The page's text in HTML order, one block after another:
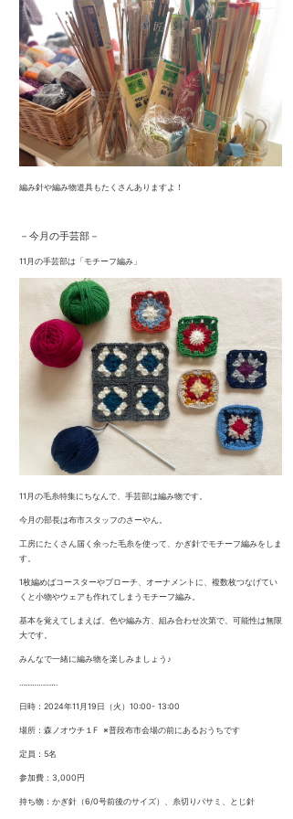
編み針や編み物道具もたくさんありますよ！
－今月の手芸部－
11月の手芸部は「モチーフ編み」
11月の毛糸特集にちなんで、手芸部は編み物です。
今月の部長は布市スタッフのさーやん。
工房にたくさん届く余った毛糸を使って、かぎ針でモチーフ編みをしま
す。
1枚編めばコースターやブローチ、オーナメントに、複数枚つなげてい
くと小物やウェアも作れてしまうモチーフ編み。
基本を覚えてしまえば、色や編み方、組み合わせ次第で、可能性は無限
大です。
みんなで一緒に編み物を楽しみましょう♪
日時：2024年11月19日（火）10:00- 13:00
場所：森ノオウチ１F ※普段布市会場の前にあるおうちです
定員：5名
参加費：3,000円
持ち物：かぎ針（6/0号前後のサイズ）、糸切りバサミ、とじ針